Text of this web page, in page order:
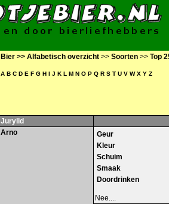
Bier >> Alfabetisch overzicht >> Soorten >> Top
A B C D E F G H I J K L M N O P Q R S T U V W X Y Z
Jurylid
Arno
Geur
Kleur
Schuim
Smaak
Doordrinken
Nee....